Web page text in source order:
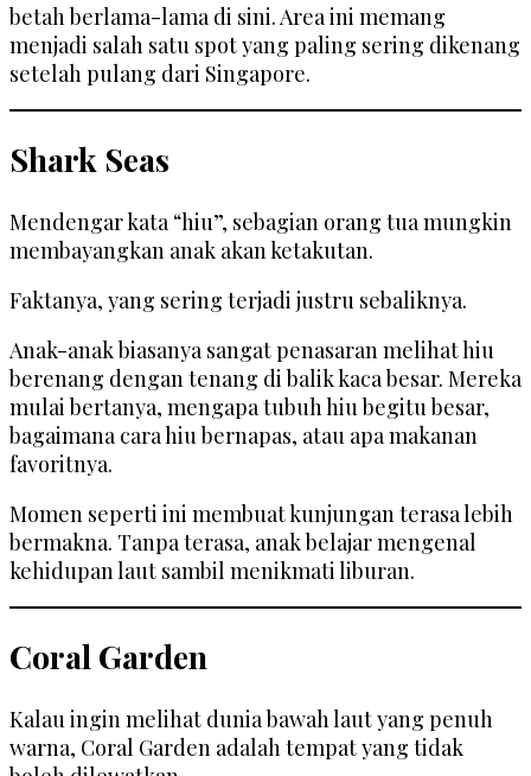
betah berlama-lama di sini. Area ini memang
menjadi salah satu spot yang paling sering dikenang
setelah pulang dari Singapore.
Shark Seas
Mendengar kata “hiu”, sebagian orang tua mungkin
membayangkan anak akan ketakutan.
Faktanya, yang sering terjadi justru sebaliknya.
Anak-anak biasanya sangat penasaran melihat hiu
berenang dengan tenang di balik kaca besar. Mereka
mulai bertanya, mengapa tubuh hiu begitu besar,
bagaimana cara hiu bernapas, atau apa makanan
favoritnya.
Momen seperti ini membuat kunjungan terasa lebih
bermakna. Tanpa terasa, anak belajar mengenal
kehidupan laut sambil menikmati liburan.
Coral Garden
Kalau ingin melihat dunia bawah laut yang penuh
warna, Coral Garden adalah tempat yang tidak